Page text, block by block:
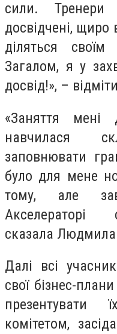
сили.
досвідчені, щиро
діляться
Загалом, я у
досвід!», –
«Заняття мені
навчилася
заповнювати
було для мене
тому, але
Акселераторі
сказала
Далі всі
свої бізнес-
презентувати
комітетом,